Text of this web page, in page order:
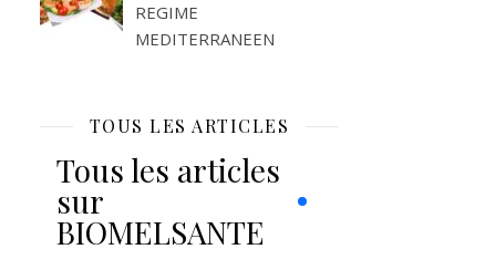
REGIME
MEDITERRANEEN
TOUS LES ARTICLES
Tous les articles
sur
BIOMELSANTE